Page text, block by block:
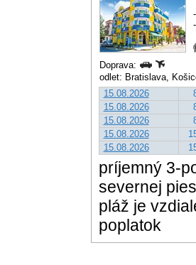
-
-
Doprava:
odlet: Bratislava,
15.08.2026
15.08.2026
15.08.2026
15.08.2026
15.08.2026
príjemný 3-
severnej
pláž je
poplatok